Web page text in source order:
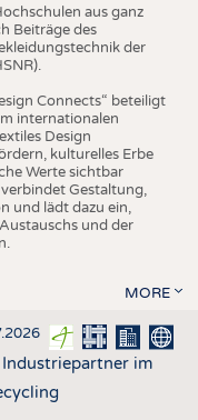
aus ganz
Beiträge des
der
Connects“ beteiligt
internationalen
Design
kulturelles Erbe
Werte sichtbar
Gestaltung,
und lädt dazu ein,
und der
MORE
im